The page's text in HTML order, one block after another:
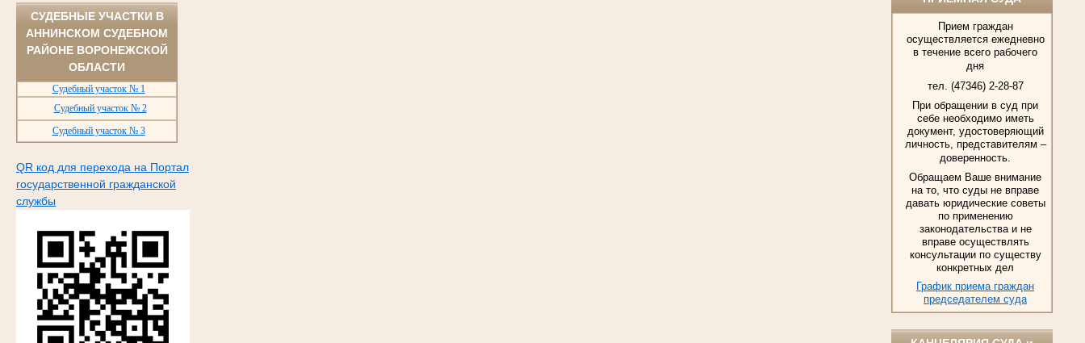
СУДЕБНЫЕ УЧАСТКИ В
АННИНСКОМ СУДЕБНОМ
РАЙОНЕ ВОРОНЕЖСКОЙ
ОБЛАСТИ
Судебный участок № 1
Судебный участок № 2
Судебный участок № 3
QR код для перехода на Портал
государственной гражданской
службы
Прием граждан
осуществляется ежедневно
в течение всего рабочего
дня
тел. (47346) 2-28-87
При обращении в суд при
себе необходимо иметь
документ, удостоверяющий
личность, представителям –
доверенность.
Обращаем Ваше внимание
на то, что суды не вправе
давать юридические советы
по применению
законодательства и не
вправе осуществлять
консультации по существу
конкретных дел
График приема граждан
председателем суда